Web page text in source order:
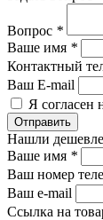
Вопрос *
Ваше имя *
Контактный
Ваш E-mail
Я согласен
Отправить
Нашли
Ваше имя *
Ваш номер
Ваш e-mail
Ссылка на